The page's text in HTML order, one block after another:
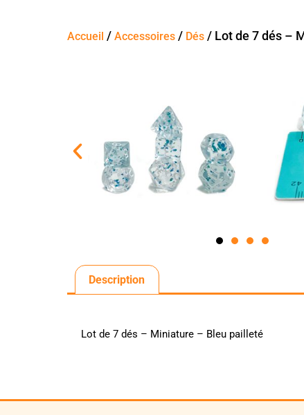
Accueil /Accessoires / Dés / Lot de 7 dés –
Description
Lot de 7 dés – Miniature – Bleu pailleté